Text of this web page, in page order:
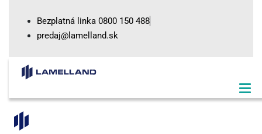
content
Bezplatná linka 0800 150 488
predaj@lamelland.sk
SEARCH